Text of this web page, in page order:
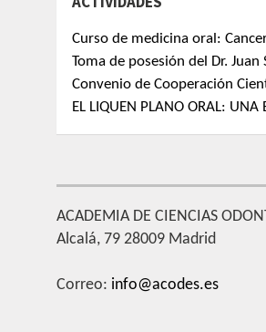
Curso de medicina oral:
Toma de posesión del Dr.
Convenio de Cooperación
EL LIQUEN PLANO ORAL: UNA
ACADEMIA DE CIENCIAS
Alcalá, 79 28009 Madrid
Correo: info@acodes.es